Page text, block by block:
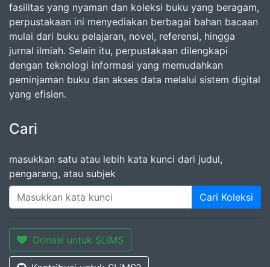
fasilitas yang nyaman dan koleksi buku yang beragam,
perpustakaan ini menyediakan berbagai bahan bacaan
mulai dari buku pelajaran, novel, referensi, hingga
jurnal ilmiah. Selain itu, perpustakaan dilengkapi
dengan teknologi informasi yang memudahkan
peminjaman buku dan akses data melalui sistem digital
yang efisien.
Cari
masukkan satu atau lebih kata kunci dari judul,
pengarang, atau subjek
Cari Koleksi
Donasi untuk SLiMS